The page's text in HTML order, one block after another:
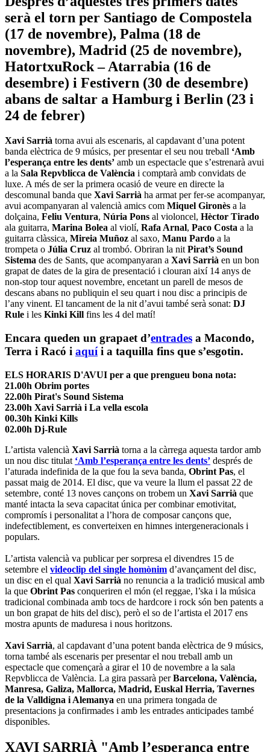
serà el torn per Santiago de Compostela
(17 de novembre), Palma (18 de
novembre), Madrid (25 de novembre),
HatortxuRock – Atarrabia (16 de
desembre) i Festivern (30 de desembre)
abans de saltar a Hamburg i Berlin (23 i
24 de febrer)
Xavi Sarrià torna avui als escenaris, al capdavant d’una potent
banda elèctrica de 9 músics, per presentar el seu nou treball ‘Amb
l’esperança entre les dents’ amb un espectacle que s’estrenarà avui
a la Sala Repvblicca de València i comptarà amb convidats de
luxe. A més de ser la primera ocasió de veure en directe la
descomunal banda que Xavi Sarrià ha armat per fer-se acompanyar,
avui acompanyaran al valencià amics com Miquel Gironès a la
dolçaina, Feliu Ventura, Núria Pons al violoncel, Hèctor Tirado
ala guitarra, Marina Bolea al violí, Rafa Arnal, Paco Costa a la
guitarra clàssica, Mireia Muñoz al saxo, Manu Pardo a la
trompeta o Júlia Cruz al trombó. Obriran la nitPirat’s Sound
Sistema des de Sants, que acompanyaran a Xavi Sarrià en un bon
grapat de dates de la gira de presentació i clouran així 14 anys de
non-stop tour aquest novembre, encetant un parell de mesos de
descans abans no publiquin el seu quart i nou disc a principis de
l’any vinent. El tancament de la nit d’avui també serà sonat: DJ
Rule i les Kinki Kill fins les 4 del matí!
Encara queden un grapaet d’entrades a Macondo,
Terra i Racó i aquíi a taquilla fins que s’esgotin.
ELS HORARIS D'AVUI per a que prengueu bona nota:
21.00h Obrim portes
22.00h Pirat's Sound Sistema
23.00h Xavi Sarrià i La vella escola
00.30h Kinki Kills
02.00h Dj-Rule
L’artista valencià Xavi Sarrià torna a la càrrega aquesta tardor amb
un nou disc titulat ‘Amb l’esperança entre les dents’ després de
l’aturada indefinida de la que fou la seva banda, Obrint Pas, el
passat maig de 2014. El disc, que va veure la llum el passat 22 de
setembre, conté 13 noves cançons on trobem un Xavi Sarrià que
manté intacta la seva capacitat única per combinar emotivitat,
compromís i personalitat a l’hora de composar cançons que,
indefectiblement, es converteixen en himnes intergeneracionals i
populars.
L’artista valencià va publicar per sorpresa el divendres 15 de
setembre el videoclip del single homònim d’avançament del disc,
un disc en el qual Xavi Sarrià no renuncia a la tradició musical amb
la que Obrint Pas conqueriren el món (el reggae, l’ska i la música
tradicional combinada amb tocs de hardcore i rock són ben patents a
un bon grapat de hits del disc), però el so de l’artista el 2017 ens
mostra apunts de maduresa i nous horitzons.
Xavi Sarrià, al capdavant d’una potent banda elèctrica de 9 músics,
torna també als escenaris per presentar el nou treball amb un
espectacle que començarà a girar el 10 de novembre a la sala
Repvblicca de València. La gira passarà perBarcelona, València,
Manresa, Galiza, Mallorca, Madrid, Euskal Herria, Tavernes
de la Valldigna i Alemanya en una primera tongada de
presentacions ja confirmades i amb les entrades anticipades també
disponibles.
XAVI SARRIÀ "Amb l’esperança entre